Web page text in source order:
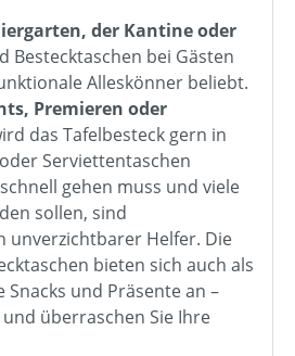
der Kantine oder
Bestecktaschen bei Gästen
Alleskönner beliebt.
Premieren oder
das Tafelbesteck gern in
Serviettentaschen
gehen muss und viele
sollen, sind
unverzichtbarer Helfer. Die
bieten sich auch als
Snacks und Präsente an –
überraschen Sie Ihre